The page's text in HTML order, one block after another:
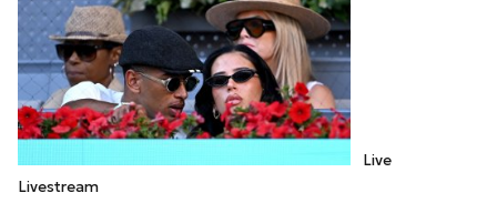
Live
Livestream